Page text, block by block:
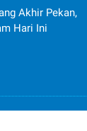
Akhir Pekan,
Hari Ini